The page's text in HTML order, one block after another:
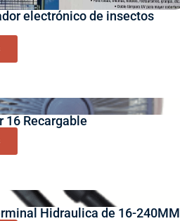
electrónico de insectos
16 Recargable
Hidraulica de 16-240MM